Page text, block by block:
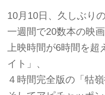
10月10日、久しぶり
一週間で20数本の映画
上映時間が6時間を
イト」、
４時間完全版の「牯